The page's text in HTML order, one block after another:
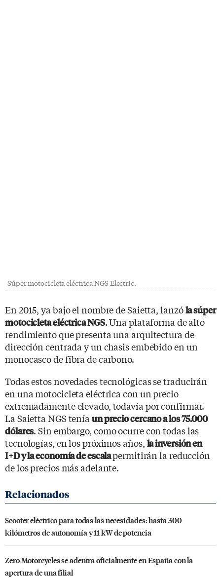
Súper motocicleta eléctrica NGS Electric.
En 2015, ya bajo el nombre de Saietta, lanzóla súper
motocicleta eléctrica NGS. Una plataforma de alto
rendimiento que presenta una arquitectura de
dirección centrada y un chasis embebido en un
monocasco de fibra de carbono.
Todas estos novedades tecnológicas se traducirán
en una motocicleta eléctrica con un precio
extremadamente elevado, todavía por confirmar.
La Saietta NGS tenía un precio cercano a los 75.000
dólares. Sin embargo, como ocurre con todas las
tecnologías, en los próximos años, la inversión en
I+D y la economía de escalapermitirán la reducción
de los precios más adelante.
Scooter eléctrico para todas las necesidades: hasta 300
kilómetros de autonomía y 11 kW de potencia
Zero Motorcycles se adentra oficialmente en España con la
apertura de una filial